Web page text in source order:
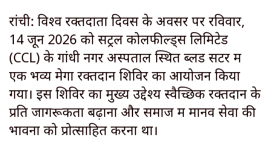
रांची: विश्व रक्तदाता दिवस के अवसर पर रविवार,
14 जून 2026 को सेंट्रल कोलफील्ड्स लिमिटेड
(CCL) के गांधी नगर अस्पताल स्थित ब्लड सेंटर में
एक भव्य मेगा रक्तदान शिविर का आयोजन किया
गया। इस शिविर का मुख्य उद्देश्य स्वैच्छिक रक्तदान के
प्रति जागरूकता बढ़ाना और समाज में मानव सेवा की
भावना को प्रोत्साहित करना था।